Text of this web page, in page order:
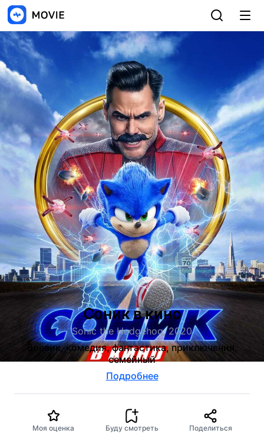
Соник в кино
Sonic the Hedgehog, 2020
боевик, комедия, фантастика, приключения,
семейный
Подробнее
Моя оценка Буду смотреть Поделиться